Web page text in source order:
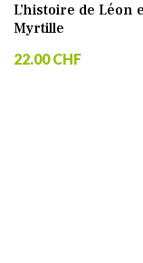
L’histoire de Léon
Myrtille
22.00 CHF